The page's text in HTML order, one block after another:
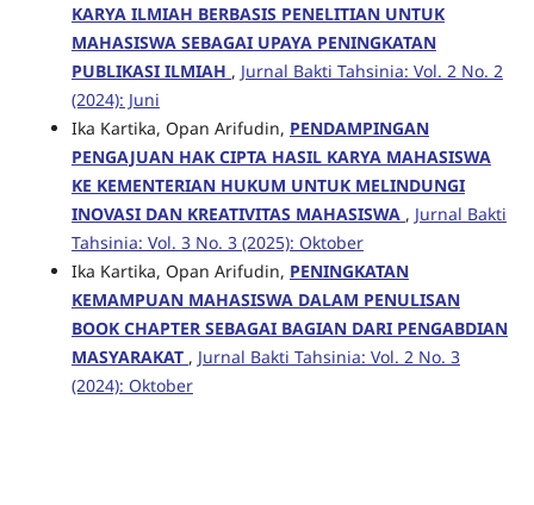
KARYA ILMIAH BERBASIS PENELITIAN UNTUK
MAHASISWA SEBAGAI UPAYA PENINGKATAN
PUBLIKASI ILMIAH , Jurnal Bakti Tahsinia: Vol. 2 No. 2
(2024): Juni
Ika Kartika, Opan Arifudin, PENDAMPINGAN
PENGAJUAN HAK CIPTA HASIL KARYA MAHASISWA
KE KEMENTERIAN HUKUM UNTUK MELINDUNGI
INOVASI DAN KREATIVITAS MAHASISWA , Jurnal Bakti
Tahsinia: Vol. 3 No. 3 (2025): Oktober
Ika Kartika, Opan Arifudin, PENINGKATAN
KEMAMPUAN MAHASISWA DALAM PENULISAN
BOOK CHAPTER SEBAGAI BAGIAN DARI PENGABDIAN
MASYARAKAT , Jurnal Bakti Tahsinia: Vol. 2 No. 3
(2024): Oktober